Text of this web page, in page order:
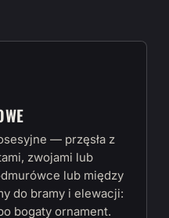
— przęsła z
zwojami lub
lub między
do bramy i elewacji:
bogaty ornament.